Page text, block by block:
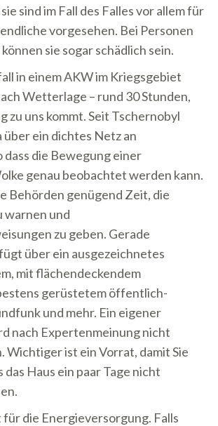
sind im Fall des Falles vor allem für
vorgesehen. Bei Personen
sie sogar schädlich sein.
in einem AKW im Kriegsgebiet
Wetterlage – rund 30 Stunden,
zu uns kommt. Seit Tschernobyl
ein dichtes Netz an
dass die Bewegung einer
genau beobachtet werden kann.
Behörden genügend Zeit, die
warnen und
zu geben. Gerade
über ein ausgezeichnetes
mit flächendeckendem
gerüstetem öffentlich-
und mehr. Ein eigener
nach Expertenmeinung nicht
Wichtiger ist ein Vorrat, damit Sie
Haus ein paar Tage nicht
für die Energieversorgung. Falls